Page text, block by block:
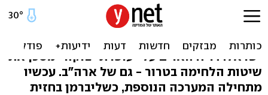
דו"ח מסוכן לישראל
מכה אנושה בשלוש חזיתות נחתה ביום אחד על
ישראל: דו"ח האו"ם על "עופרת יצוקה" מסכן את
שיטות הלחימה בטרור - גם של ארה"ב. עכשיו
מתחילה המערכה הנוספת, כשליברמן בחזית